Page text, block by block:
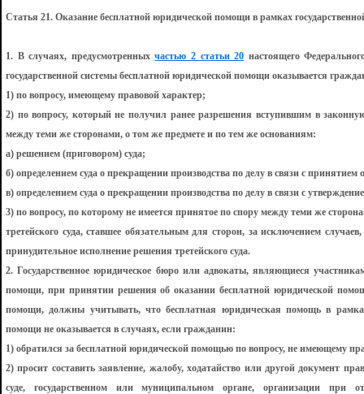
Статья 21. Оказание бесплатной юридической помощи в рамках
1. В случаях, предусмотренныхчастью 2 статьи 20 настоящего
государственной системы бесплатной юридической помощи оказывается
1) по вопросу, имеющему правовой характер;
2) по вопросу, который не получил ранее разрешения вступившим в
между теми же сторонами, о том же предмете и по тем же основаниям:
а) решением (приговором) суда;
б) определением суда о прекращении производства по делу в связи с принятием
в) определением суда о прекращении производства по делу в связи с
3) по вопросу, по которому не имеется принятое по спору между теми же
третейского суда, ставшее обязательным для сторон, за исключением
принудительное исполнение решения третейского суда.
2. Государственное юридическое бюро или адвокаты, являющиеся
помощи, при принятии решения об оказании бесплатной юридической
помощи, должны учитывать, что бесплатная юридическая помощь в
помощи не оказывается в случаях, если гражданин:
1) обратился за бесплатной юридической помощью по вопросу, не имеющему
2) просит составить заявление, жалобу, ходатайство или другой документ
суде, государственном или муниципальном органе, организации при